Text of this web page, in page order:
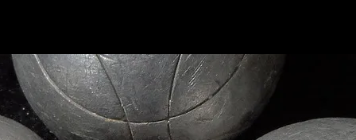
Accueil / VÊTEMENTS /
Collection
Carla
/ POLO Rouge manche courte sublimé – Collection
CARLA